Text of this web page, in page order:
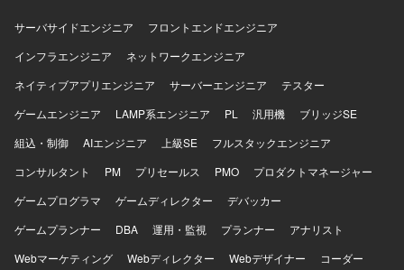
継続している体制の中で、既存メンバーと協力しながらス
既存アプリケーションでTomcat 9.0を利用しており、
Tomcat 10.1へのバージョンアップを予定しています。ブラ
ウザはIEモードからMicrosoft Edgeへの対応（モダナイゼー
ション）を予定しています。
サーバサイドエンジニア
フロントエンドエンジニア
インフラエンジニア
ネットワークエンジニア
ネイティブアプリエンジニア
サーバーエンジニア
テスター
ゲームエンジニア
LAMP系エンジニア PL 汎用機
ブリッジSE
組込・制御
AIエンジニア 上級SE
フルスタックエンジニア
コンサルタント
PM プリセールス PMO
プロダクトマネージャー
ゲームプログラマ
ゲームディレクター
デバッカー
ゲームプランナー
DBA 運用・監視 プランナー
アナリスト
Webマーケティング
Webディレクター Webデザイナー
コーダー